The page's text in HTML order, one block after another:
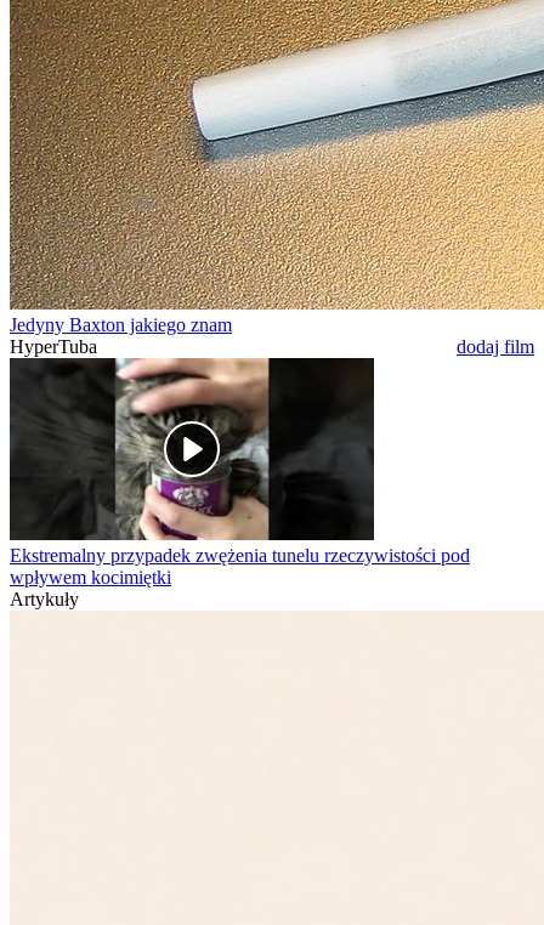
Jedyny Baxton jakiego znam
HyperTuba
dodaj film
Ekstremalny przypadek zwężenia tunelu rzeczywistości pod
wpływem kocimiętki
Artykuły